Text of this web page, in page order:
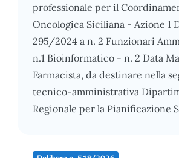
professionale per il
Oncologica Siciliana - Azione 1
295/2024 a n. 2 Funzionari
n.1 Bioinformatico - n. 2 Data
Farmacista, da destinare nella
tecnico-amministrativa
Regionale per la Pianificazione